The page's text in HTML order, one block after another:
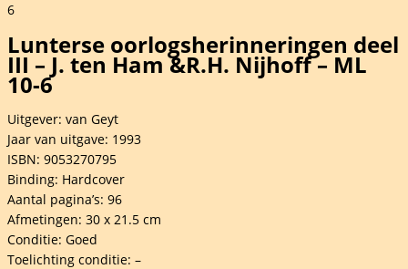
6
Lunterse oorlogsherinneringen deel
III – J. ten Ham &R.H. Nijhoff – ML
10-6
Uitgever: van Geyt
Jaar van uitgave: 1993
ISBN: 9053270795
Binding: Hardcover
Aantal pagina’s: 96
Afmetingen: 30 x 21.5 cm
Conditie: Goed
Toelichting conditie: –